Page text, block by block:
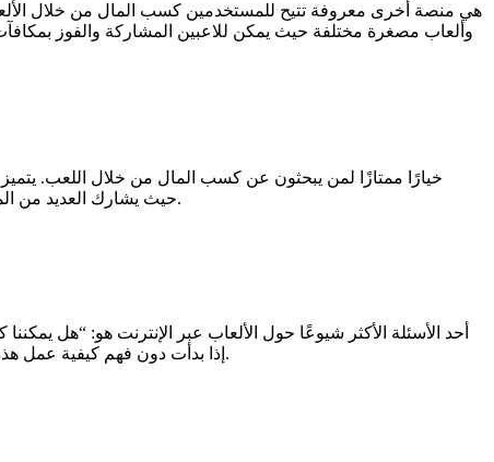
وألعاب مصغرة مختلفة حيث يمكن للاعبين المشاركة والفوز
المستخدم البسيطة. تحظى هذه التطبيق أيضًا بشعبية كبيرة على TikTok، حيث يشارك العديد من المؤثرين وغيرهم مقاطع فيديو حول طريقة الكسب وسهولة السحب.
أحد الأسئلة الأكثر شيوعًا حول الألعاب عبر الإنترنت هو: “هل
إذا بدأت دون فهم كيفية عمل هذه المنصات وكنت تمتلك عقلية جشعة. من ناحية أخرى، فإن أولئك الذين اكتسبوا الخبرة واتخذوا خطوات صغيرة في البداية يكسبون الآن جيدًا.